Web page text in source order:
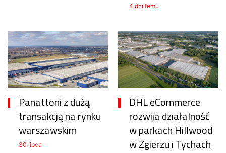
4 dni temu
Panattoni z dużą
transakcją na rynku
warszawskim
30 lipca
DHL eCommerce
rozwija działalność
w parkach Hillwood
w Zgierzu i Tychach